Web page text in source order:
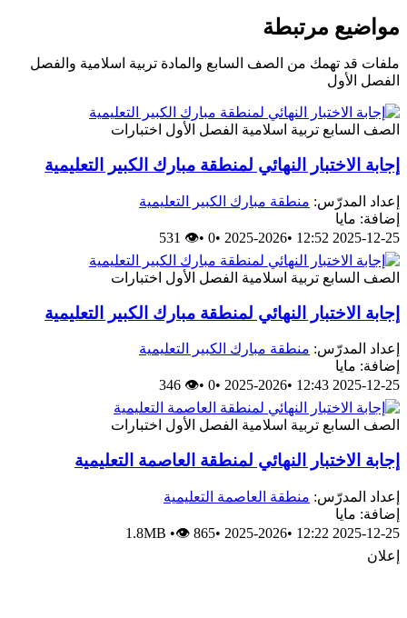
مواضيع مرتبطة
ملفات قد تهمك من الصف السابع والمادة تربية اسلامية والفصل
الفصل الأول
الصف السابع تربية اسلامية الفصل الأول اختبارات
إجابة الاختبار النهائي لمنطقة مبارك الكبير التعليمية
إعداد المدرّس: منطقة مبارك الكبير التعليمية
إضافة: مايا
2025-12-25 12:52
•
2025-2026
•
0
•
👁 531
الصف السابع تربية اسلامية الفصل الأول اختبارات
إجابة الاختبار النهائي لمنطقة مبارك الكبير التعليمية
إعداد المدرّس: منطقة مبارك الكبير التعليمية
إضافة: مايا
2025-12-25 12:43
•
2025-2026
•
0
•
👁 346
الصف السابع تربية اسلامية الفصل الأول اختبارات
إجابة الاختبار النهائي لمنطقة العاصمة التعليمية
إعداد المدرّس: منطقة العاصمة التعليمية
إضافة: مايا
2025-12-25 12:22
•
2025-2026
•
1.8MB •👁 865
إعلان